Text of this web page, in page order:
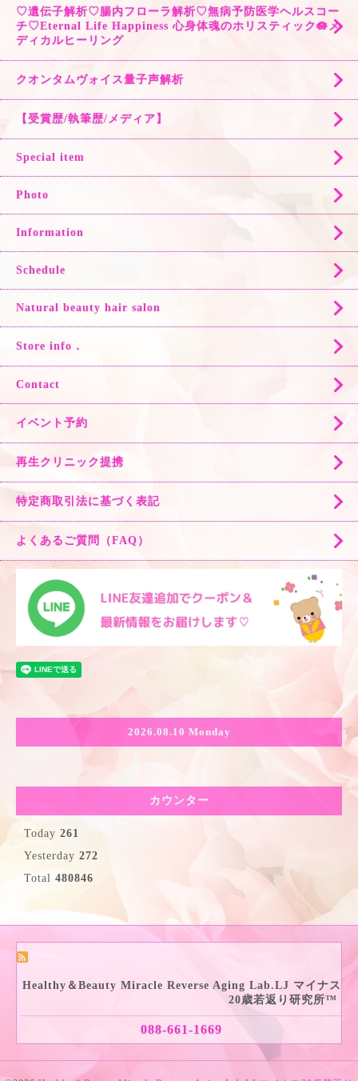
♡遺伝子解析♡腸内フローラ解析♡無病予防医学ヘルスコー
チ♡Eternal Life Happiness 心身体魂のホリスティック🪷メ
ディカルヒーリング
クオンタムヴォイス量子声解析
【受賞歴/執筆歴/メディア】
Special item
Photo
Information
Schedule
Natural beauty hair salon
Store info．
Contact
イベント予約
再生クリニック提携
特定商取引法に基づく表記
よくあるご質問（FAQ）
2026.08.10 Monday
カウンター
Today 261
Yesterday 272
Total 480846
Healthy＆Beauty Miracle Reverse Aging Lab.LJ マイナス
20歳若返り研究所™
088-661-1669